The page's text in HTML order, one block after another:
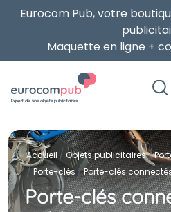
Eurocom Pub, votre
Maquette en ligne +
Expert de vos objets publicitaires
Accueil Objets publicitaires
Porte-clés
Porte-clés
Porte-clés